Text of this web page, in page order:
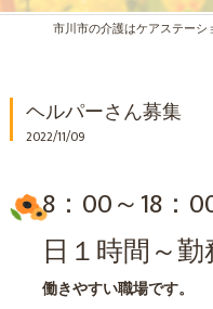
市川市の介護はケアステーシ
ヘルパーさん募集
2022/11/09
働きやすい職場です。
8：00～18：
日１時間～勤